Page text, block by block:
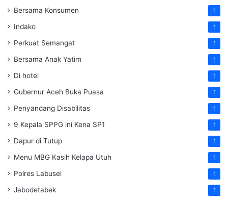
Bersama Konsumen 1
Indako 1
Perkuat Semangat 1
Bersama Anak Yatim 1
Di hotel 1
Gubernur Aceh Buka Puasa 1
Penyandang Disabilitas 1
9 Kepala SPPG ini Kena SP1 1
Dapur di Tutup 1
Menu MBG Kasih Kelapa Utuh 1
Polres Labusel 1
Jabodetabek 1